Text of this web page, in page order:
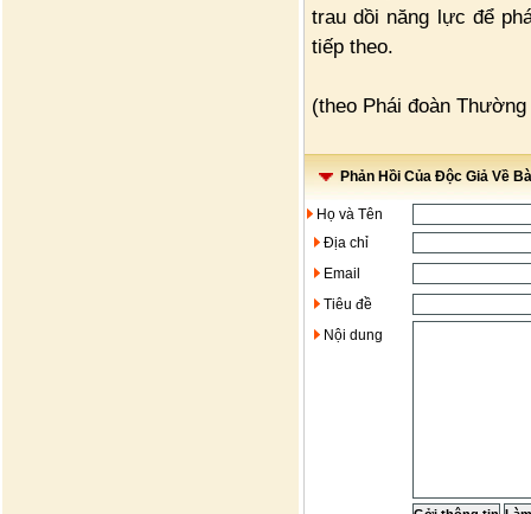
trau dồi năng lực để
tiếp theo.
(theo Phái đoàn
Phản Hồi Của Độc Giả Về
Họ và Tên
Địa chỉ
Email
Tiêu đề
Nội dung